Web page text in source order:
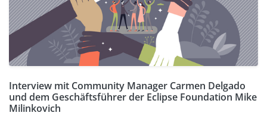
Interview mit Community Manager Carmen Delgado
und dem Geschäftsführer der Eclipse Foundation Mike
Milinkovich